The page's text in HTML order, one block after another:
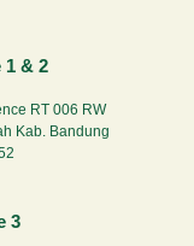
1 & 2
RT 006 RW
Kab. Bandung
3